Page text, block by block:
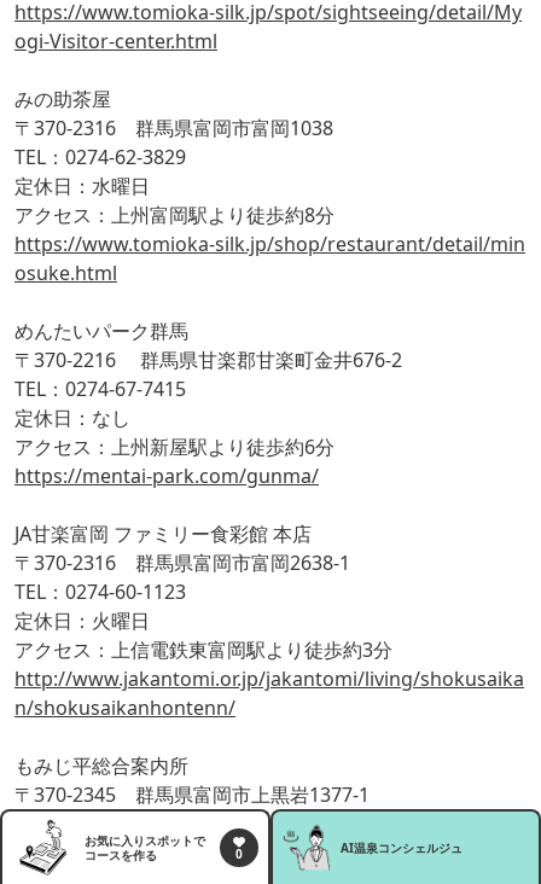
https://www.tomioka-silk.jp/spot/sightseeing/detail/My
ogi-Visitor-center.html
みの助茶屋
〒370-2316 群馬県富岡市富岡1038
TEL：0274-62-3829
定休日：水曜日
アクセス：上州富岡駅より徒歩約8分
https://www.tomioka-silk.jp/shop/restaurant/detail/min
osuke.html
めんたいパーク群馬
〒370-2216 群馬県甘楽郡甘楽町金井676-2
TEL：0274-67-7415
定休日：なし
アクセス：上州新屋駅より徒歩約6分
https://mentai-park.com/gunma/
JA甘楽富岡 ファミリー食彩館 本店
〒370-2316 群馬県富岡市富岡2638-1
TEL：0274-60-1123
定休日：火曜日
アクセス：上信電鉄東富岡駅より徒歩約3分
http://www.jakantomi.or.jp/jakantomi/living/shokusaika
n/shokusaikanhontenn/
もみじ平総合案内所
〒370-2345 群馬県富岡市上黒岩1377-1
TEL：0274-64-3049
定休日：月曜日
お気に入りスポットで
コースを作る
0 AI温泉コンシェルジュ